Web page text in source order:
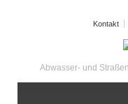
Kontakt
Abwasser- und